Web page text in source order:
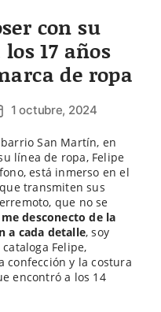
con su
17 años
de ropa
1 octubre, 2024
San Martín, en
línea de ropa, Felipe
está inmerso en el
transmiten sus
que no se
desconecto de la
a cada detalle, soy
Felipe,
confección y la costura
encontró a los 14